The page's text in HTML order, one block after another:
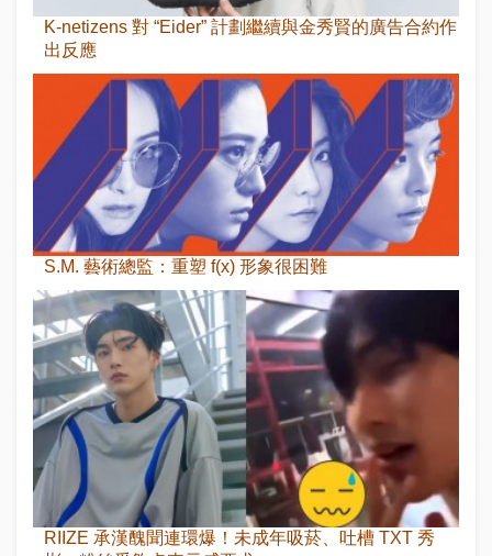
K-netizens 對 “Eider” 計劃繼續與金秀賢的廣告合約作
出反應
S.M. 藝術總監：重塑 f(x) 形象很困難
RIIZE 承漢醜聞連環爆！未成年吸菸、吐槽 TXT 秀